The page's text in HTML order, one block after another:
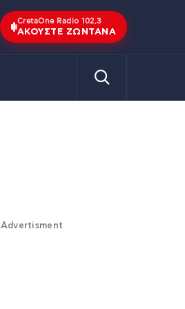
CretaOne Radio 102,3
ΑΚΟΎΣΤΕ ΖΩΝΤΑΝΆ
Advertisment